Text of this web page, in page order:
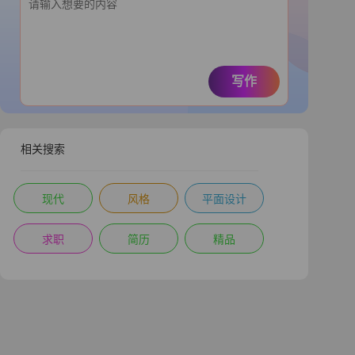
写作
相关搜索
现代 风格 平面设计
求职 简历 精品